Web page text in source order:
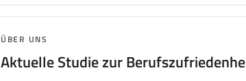
Aktuelle Studie zur
THEMA:
ÜBER UNS